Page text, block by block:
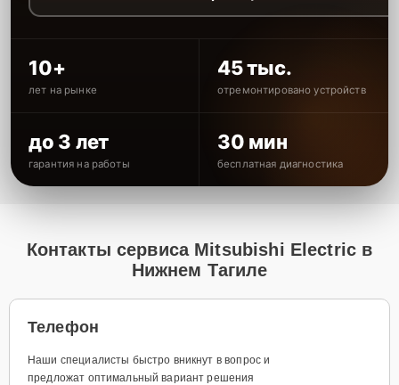
10+
лет на рынке
45 тыс.
отремонтировано устройств
до 3 лет
гарантия на работы
30 мин
бесплатная диагностика
Контакты сервиса Mitsubishi Electric в
Нижнем Тагиле
Телефон
Наши специалисты быстро вникнут в вопрос и
предложат оптимальный вариант решения